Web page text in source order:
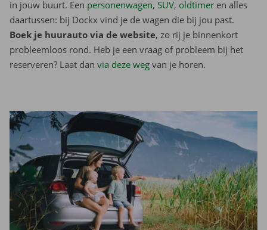
in jouw buurt. Een personenwagen, SUV, oldtimer en alles
daartussen: bij Dockx vind je de wagen die bij jou past.
Boek je huurauto via de website, zo rij je binnenkort
probleemloos rond. Heb je een vraag of probleem bij het
reserveren? Laat dan via deze weg van je horen.